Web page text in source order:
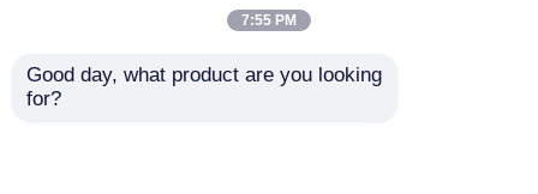
경우
누출 방지 내구성 사용
7:55 PM
Good day, what product are you looking
for?